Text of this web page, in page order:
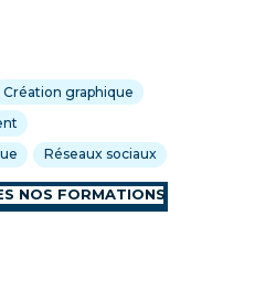
Création graphique
Réseaux sociaux